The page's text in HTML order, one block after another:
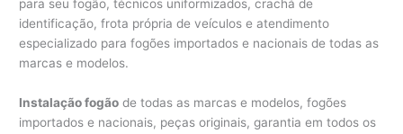
para seu fogão, técnicos uniformizados, crachá de
identificação, frota própria de veículos e atendimento
especializado para fogões importados e nacionais de todas as
marcas e modelos.
Instalação fogão de todas as marcas e modelos, fogões
importados e nacionais, peças originais, garantia em todos os